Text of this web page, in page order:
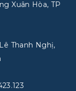
Xuân Hòa, TP
Thanh Nghị,